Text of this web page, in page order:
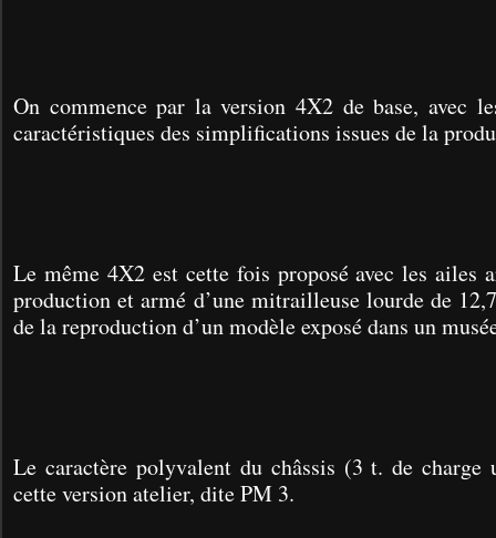
On commence par la version 4X2 de base, avec
caractéristiques des simplifications issues de la
Le même 4X2 est cette fois proposé avec les ailes
production et armé d’une mitrailleuse lourde de
de la reproduction d’un modèle exposé dans un
Le caractère polyvalent du châssis (3 t. de
cette version atelier, dite PM 3.